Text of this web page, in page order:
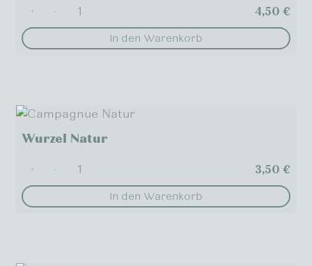
+ - 4,50€
In den Warenkorb
Wurzel Natur
+ - 3,50€
In den Warenkorb